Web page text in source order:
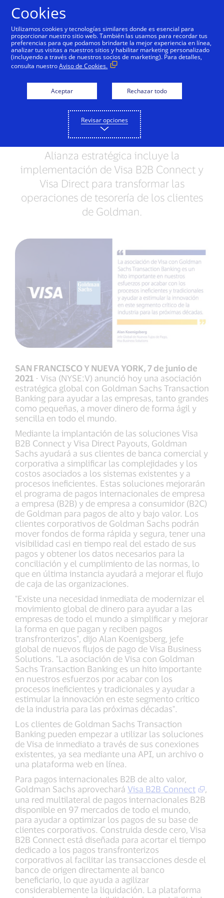
NOTA DE PRENSA
Visa y Goldman Sachs se
asocian para modernizar
el movimiento global de
dinero
Alianza estratégica incluye la
implementación de Visa B2B Connect y
Visa Direct para transformar las
operaciones de tesorería de los clientes
de Goldman.
SAN FRANCISCO Y NUEVA YORK, 7 de junio de
2021 - Visa (NYSE:V) anunció hoy una asociación
estratégica global con Goldman Sachs Transaction
Banking para ayudar a las empresas, tanto grandes
como pequeñas, a mover dinero de forma ágil y
sencilla en todo el mundo.
Mediante la implantación de las soluciones Visa
B2B Connect y Visa Direct Payouts, Goldman
Sachs ayudará a sus clientes de banca comercial y
corporativa a simplificar las complejidades y los
costos asociados a los sistemas existentes y a
procesos ineficientes. Estas soluciones mejorarán
el programa de pagos internacionales de empresa
a empresa (B2B) y de empresa a consumidor (B2C)
de Goldman para pagos de alto y bajo valor. Los
clientes corporativos de Goldman Sachs podrán
mover fondos de forma rápida y segura, tener una
visibilidad casi en tiempo real del estado de sus
pagos y obtener los datos necesarios para la
conciliación y el cumplimiento de las normas, lo
que en última instancia ayudará a mejorar el flujo
de caja de las organizaciones.
"Existe una necesidad inmediata de modernizar el
movimiento global de dinero para ayudar a las
empresas de todo el mundo a simplificar y mejorar
la forma en que pagan y reciben pagos
transfronterizos", dijo Alan Koenigsberg, jefe
global de nuevos flujos de pago de Visa Business
Solutions. "La asociación de Visa con Goldman
Sachs Transaction Banking es un hito importante
en nuestros esfuerzos por acabar con los
procesos ineficientes y tradicionales y ayudar a
estimular la innovación en este segmento crítico
de la industria para las próximas décadas".
Los clientes de Goldman Sachs Transaction
Banking pueden empezar a utilizar las soluciones
de Visa de inmediato a través de sus conexiones
existentes, ya sea mediante una API, un archivo o
una plataforma web en línea.
Para pagos internacionales B2B de alto valor,
Goldman Sachs aprovechará Visa B2B Connect
,
una red multilateral de pagos internacionales B2B
disponible en 97 mercados de todo el mundo,
para ayudar a optimizar los pagos de su base de
clientes corporativos. Construida desde cero, Visa
B2B Connect está diseñada para acortar el tiempo
dedicado a los pagos transfronterizos
corporativos al facilitar las transacciones desde el
banco de origen directamente al banco
beneficiario, lo que ayuda a agilizar
considerablemente la liquidación. La plataforma
Cookies
Utilizamos cookies y tecnologías similares donde es esencial para
proporcionar nuestro sitio web. También las usamos para recordar tus
preferencias para que podamos brindarte la mejor experiencia en línea,
analizar tus visitas a nuestros sitios y habilitar marketing personalizado
(incluyendo a través de nuestros socios de marketing). Para detalles,
consulta nuestroAviso de Cookies.
Aceptar Rechazar todo
Revisar opciones